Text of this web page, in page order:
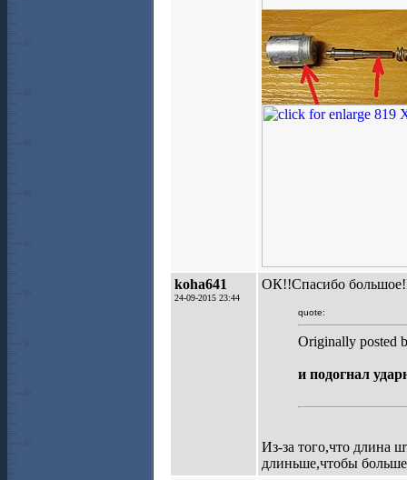
koha641
24-09-2015 23:44
ОК!!Спасибо
quote:
Originally posted
и подогнал
Из-за того,что длина
длиньше,чтобы